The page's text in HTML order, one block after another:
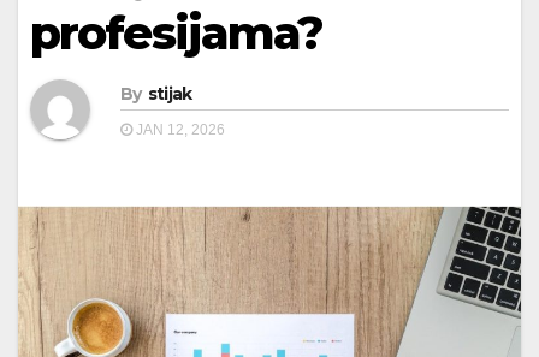
profesijama?
By stijak
JAN 12, 2026